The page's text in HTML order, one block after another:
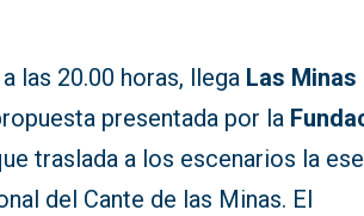
las 20.00 horas, llega Las Minas
presentada por la
traslada a los escenarios la
del Cante de las Minas. El